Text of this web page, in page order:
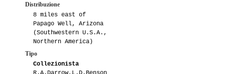
Distribuzione
8 miles east of
Papago Well, Arizona
(Southwestern U.S.A.,
Northern America)
Tipo
Collezionista